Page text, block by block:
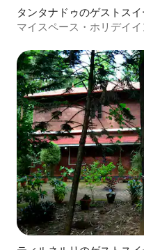
タンタナドゥのゲストスイ
マイスペース・ホリデイ